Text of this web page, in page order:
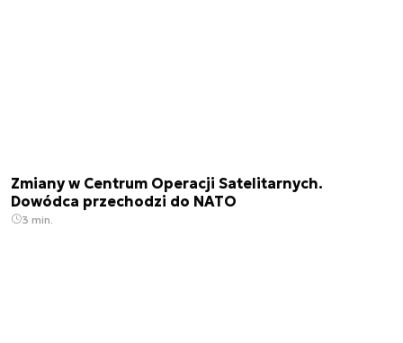
Zmiany w Centrum Operacji Satelitarnych.
Dowódca przechodzi do NATO
3 min.